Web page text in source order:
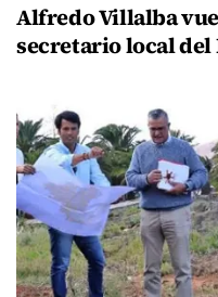
Alfredo Villalba
secretario local del